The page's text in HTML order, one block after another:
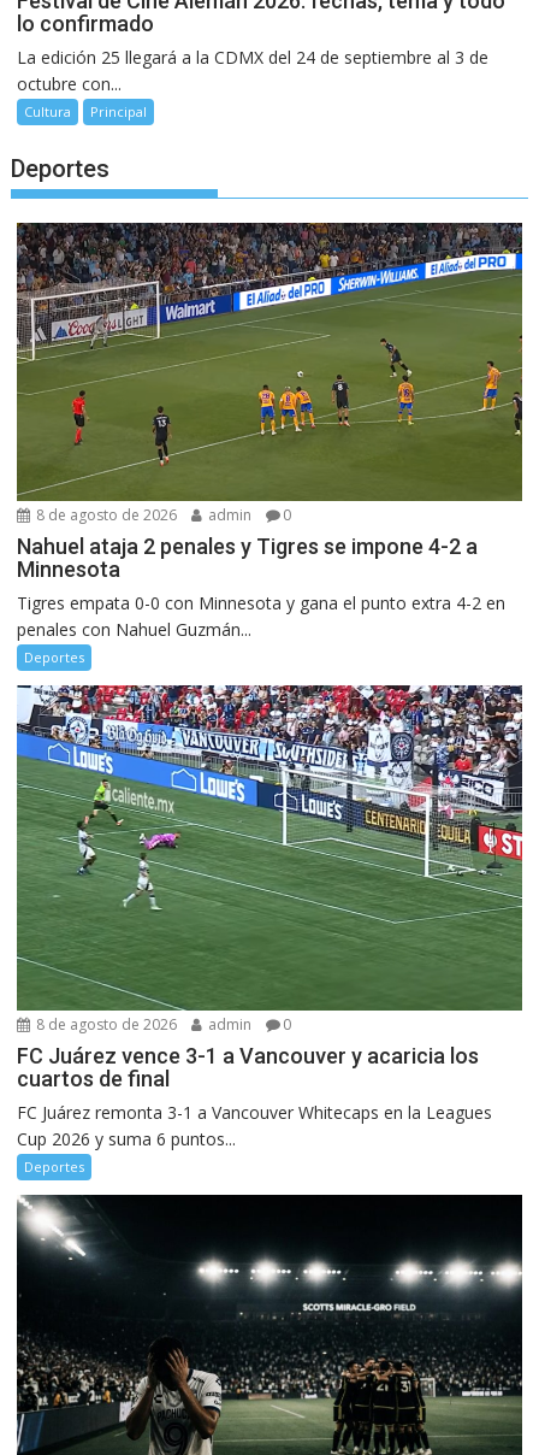
lo confirmado
La edición 25 llegará a la CDMX del 24 de septiembre al 3 de
octubre con...
Cultura Principal
Deportes
8 de agosto de 2026 admin 0
Nahuel ataja 2 penales y Tigres se impone 4-2 a
Minnesota
Tigres empata 0-0 con Minnesota y gana el punto extra 4-2 en
penales con Nahuel Guzmán...
Deportes
8 de agosto de 2026 admin 0
FC Juárez vence 3-1 a Vancouver y acaricia los
cuartos de final
FC Juárez remonta 3-1 a Vancouver Whitecaps en la Leagues
Cup 2026 y suma 6 puntos...
Deportes